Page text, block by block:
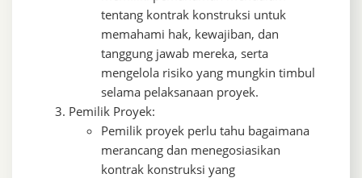
tentang kontrak konstruksi untuk
memahami hak, kewajiban, dan
tanggung jawab mereka, serta
mengelola risiko yang mungkin timbul
selama pelaksanaan proyek.
Pemilik Proyek:
Pemilik proyek perlu tahu bagaimana
merancang dan menegosiasikan
kontrak konstruksi yang